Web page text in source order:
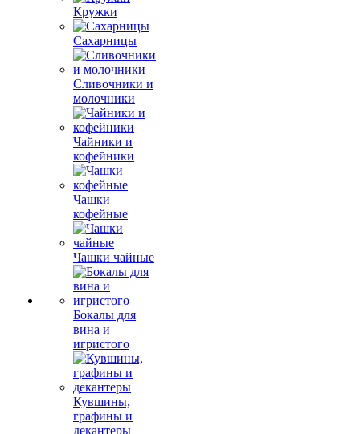
Кружки
Сахарницы
Сливочники и
молочники
Чайники и
кофейники
Чашки
кофейные
Чашки чайные
Бокалы для
вина и
игристого
Кувшины,
графины и
декантеры